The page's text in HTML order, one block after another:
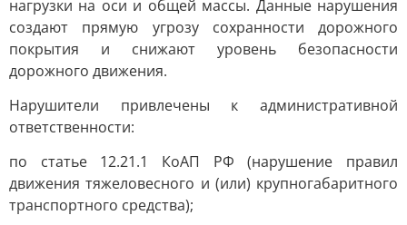
нагрузки на оси и общей массы. Данные нарушения
создают прямую угрозу сохранности дорожного
покрытия и снижают уровень безопасности
дорожного движения.
Нарушители привлечены к административной
ответственности:
по статье 12.21.1 КоАП РФ (нарушение правил
движения тяжеловесного и (или) крупногабаритного
транспортного средства);